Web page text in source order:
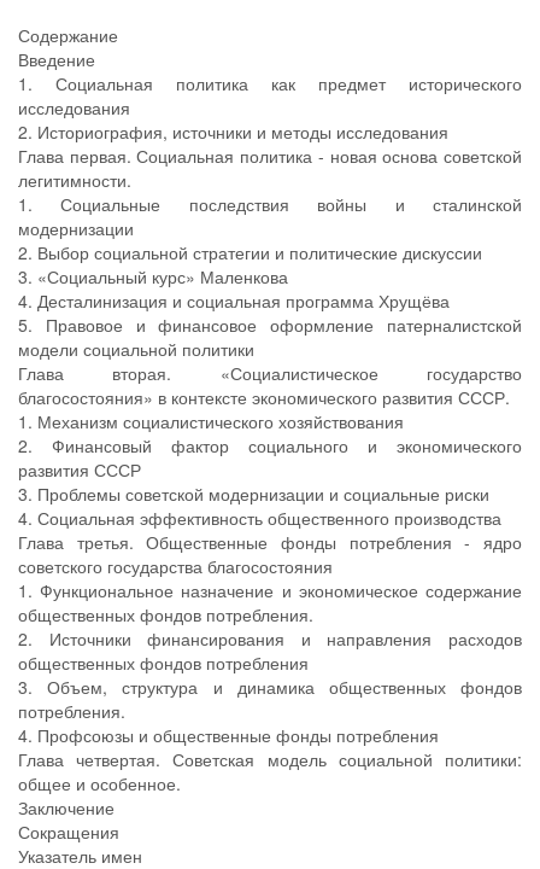
Содержание
Введение
1. Социальная политика как предмет исторического
исследования
2. Историография, источники и методы исследования
Глава первая. Социальная политика - новая основа советской
легитимности.
1. Социальные последствия войны и сталинской
модернизации
2. Выбор социальной стратегии и политические дискуссии
3. «Социальный курс» Маленкова
4. Десталинизация и социальная программа Хрущёва
5. Правовое и финансовое оформление патерналистской
модели социальной политики
Глава вторая. «Социалистическое государство
благосостояния» в контексте экономического развития СССР.
1. Механизм социалистического хозяйствования
2. Финансовый фактор социального и экономического
развития СССР
3. Проблемы советской модернизации и социальные риски
4. Социальная эффективность общественного производства
Глава третья. Общественные фонды потребления - ядро
советского государства благосостояния
1. Функциональное назначение и экономическое содержание
общественных фондов потребления.
2. Источники финансирования и направления расходов
общественных фондов потребления
3. Объем, структура и динамика общественных фондов
потребления.
4. Профсоюзы и общественные фонды потребления
Глава четвертая. Советская модель социальной политики:
общее и особенное.
Заключение
Сокращения
Указатель имен